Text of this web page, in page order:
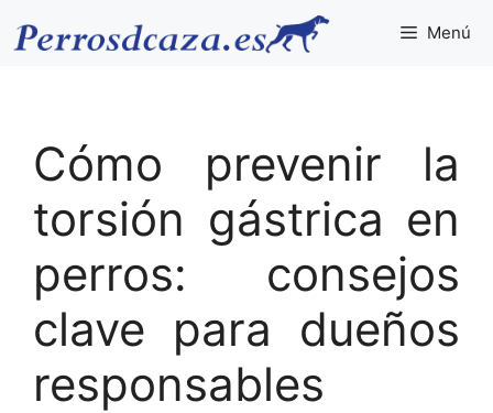
Menú
Cómo prevenir la
torsión gástrica en
perros: consejos
clave para dueños
responsables